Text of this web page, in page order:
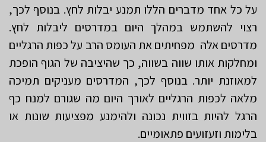
על כל אחד מדברים הללו תמנע יבלות לחץ. בנוסף לכך,
רצוי להשתמש במהלך היום במדרסים ליבלות לחץ.
מדרסים אלה מפחיתים את העומס הרב על כפות הרגליים
ומחלקות אותו שווה בשווה, כך שהיציבה של הגוף הופכת
למאוזנת יותר. בנוסף לכך, המדרסים מעניקים תמיכה
מלאה לכפות הרגליים לאורך היום מה שגורם למנח כף
הרגל להיות בזווית נכונה ולהימנע מפציעות שונות או
בלימות וזעזועים פתאומיים.